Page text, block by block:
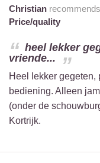
Christian
Price/quality
heel lekker
vriende...
Heel lekker
bediening. Alleen
(onder de
Kortrijk.